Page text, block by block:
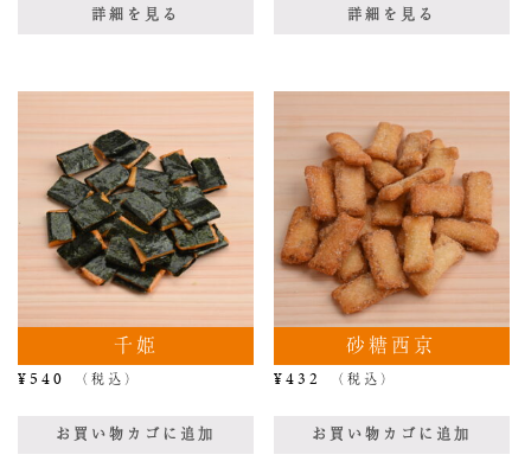
詳細を見る 詳細を見る
千姫
¥540 （税込）
お買い物カゴに追加
砂糖西京
¥432 （税込）
お買い物カゴに追加